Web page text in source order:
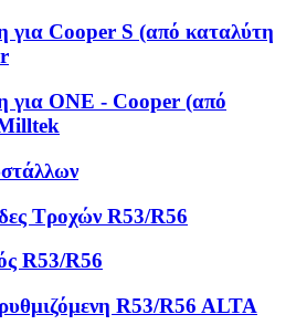
για Cooper S (από καταλύτη
για ONE - Cooper (από
Τροχών R53/R56
R53/R56
R53/R56 ALTA